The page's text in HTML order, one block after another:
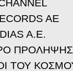
AE
A.E.
ΠΡΟΛΗΨΗΣ
ΤΟΥ